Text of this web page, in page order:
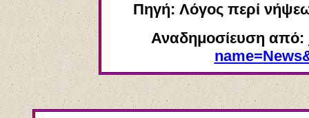
Πηγή: Λόγος περί
Αναδημοσίευση από: